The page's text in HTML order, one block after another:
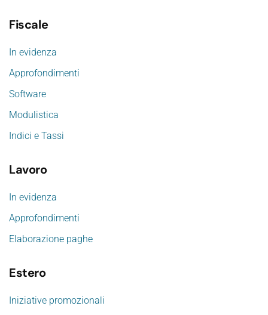
Fiscale
In evidenza
Approfondimenti
Software
Modulistica
Indici e Tassi
Lavoro
In evidenza
Approfondimenti
Elaborazione paghe
Estero
Iniziative promozionali